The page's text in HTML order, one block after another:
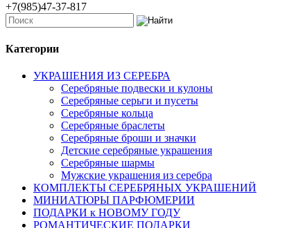
+7(985)47-37-817
Категории
УКРАШЕНИЯ ИЗ СЕРЕБРА
Серебряные подвески и кулоны
Серебряные серьги и пусеты
Серебряные кольца
Серебряные браслеты
Серебряные броши и значки
Детские серебряные украшения
Серебряные шармы
Мужские украшения из серебра
КОМПЛЕКТЫ СЕРЕБРЯНЫХ УКРАШЕНИЙ
МИНИАТЮРЫ ПАРФЮМЕРИИ
ПОДАРКИ к НОВОМУ ГОДУ
РОМАНТИЧЕСКИЕ ПОДАРКИ